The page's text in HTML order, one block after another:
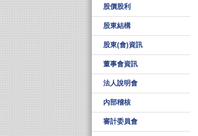
股價股利
股東結構
股東(會)資訊
董事會資訊
法人說明會
內部稽核
審計委員會